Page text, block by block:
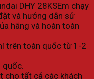
DHY 28KSEm chạy
và hướng dẫn sử
hãng và hoàn toàn
trên toàn quốc từ 1-2
quốc.
cho tất cả các khách